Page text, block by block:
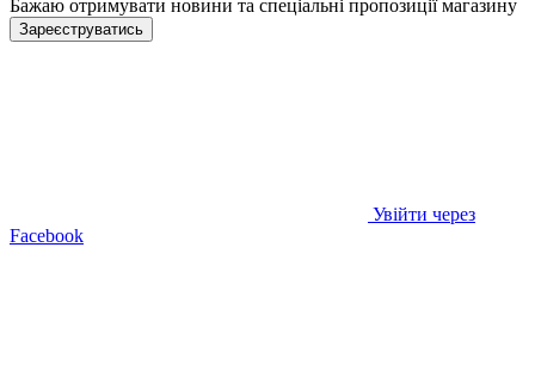
Бажаю отримувати новини та спеціальні пропозиціїмагазину
Зареєструватись
Увійти через
Facebook